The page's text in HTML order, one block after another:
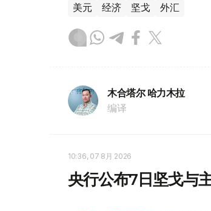
美元 经济 坚戈 外汇
木合塔尔 哈力木拉
编译
10:36, 07 8月 2026
央行公布7日坚戈与